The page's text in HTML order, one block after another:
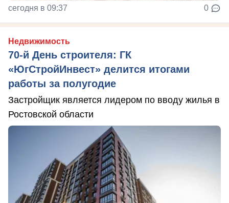
сегодня в 09:37 0
Недвижимость
70-й День строителя: ГК
«ЮгСтройИнвест» делится итогами
работы за полугодие
Застройщик является лидером по вводу жилья в
Ростовской области